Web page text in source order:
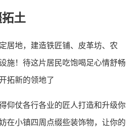
土
居地，建造铁匠铺、皮革坊、农
施！待这片居民吃饱喝足心情舒畅
拓新的领地了
仰仗各行各业的匠人打造和升级你
在小镇四周点缀些装饰物，让你的